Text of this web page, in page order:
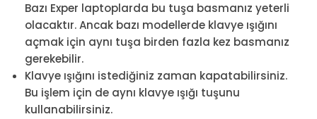
Bazı Exper laptoplarda bu tuşa basmanız yeterli
olacaktır. Ancak bazı modellerde klavye ışığını
açmak için aynı tuşa birden fazla kez basmanız
gerekebilir.
Klavye ışığını istediğiniz zaman kapatabilirsiniz.
Bu işlem için de aynı klavye ışığı tuşunu
kullanabilirsiniz.